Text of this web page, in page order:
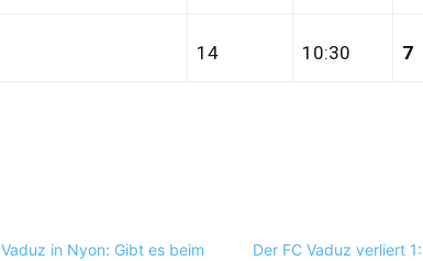
14 10:30 7
Vaduz in Nyon: Gibt es beim
Der FC Vaduz verliert